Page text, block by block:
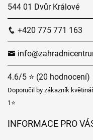
544 01 Dvůr Králové
+420 775 771 163
4.6/5 ⭐ (20 hodnocení)
Doporučil by zákazník
1⭐
INFORMACE PRO